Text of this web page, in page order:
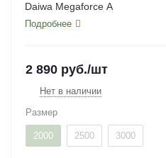
Daiwa Megaforce A
Подробнее
2 890 руб./шт
Нет в наличии
Размер
2000 2500 3000